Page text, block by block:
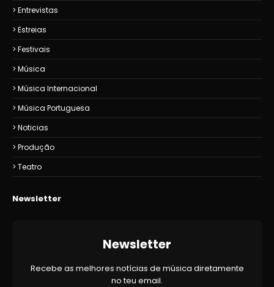
Entrevistas
Estreias
Festivais
Música
Música Internacional
Música Portuguesa
Noticias
Produção
Teatro
Newsletter
Newsletter
Recebe as melhores notícias de música diretamente
no teu email.